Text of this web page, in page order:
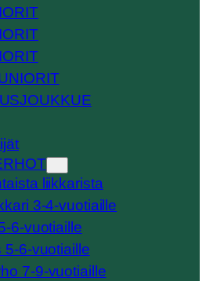
liikkarista
3-4-vuotiaille
6-vuotiaille
5-6-vuotiaille
7-9-vuotiaille